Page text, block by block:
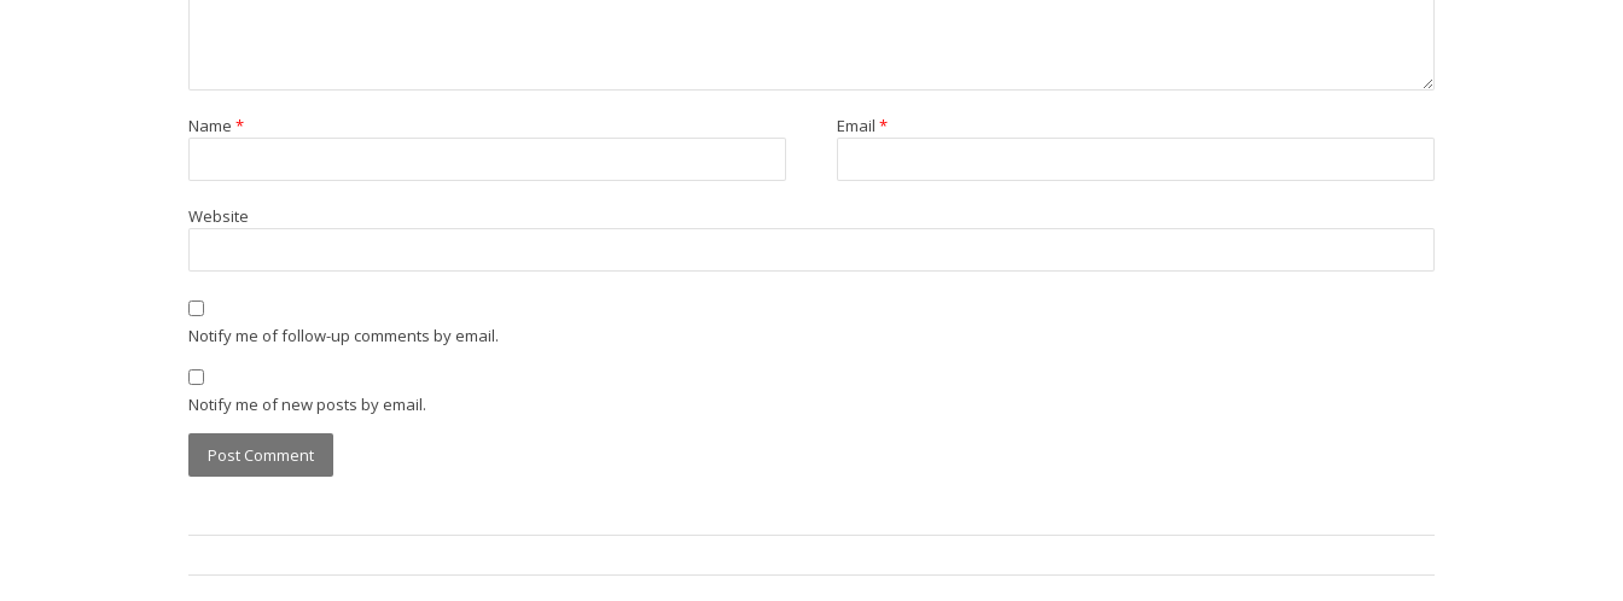
Name * Email *
Website
Notify me of follow-up comments by email.
Notify me of new posts by email.